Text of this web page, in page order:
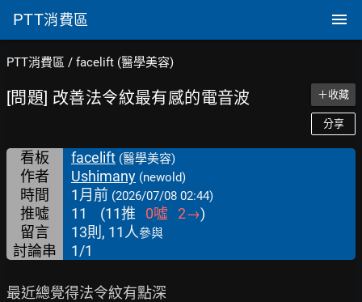
PTT消費區
PTT消費區 / facelift (醫學美容)
[問題] 改善法令紋最有感的電音波 ＋收藏
分享
看板 facelift (醫學美容)
作者 Ushimany (newold)
時間 1月前 (2026/07/08 02:44)
推噓 11 (11推 0噓 2→)
留言
13則, 11人參與
討論串 1/1
最近總覺得法令紋有點深